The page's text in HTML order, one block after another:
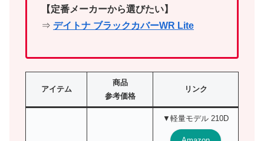
【定番メーカーから選びたい】
⇒ デイトナ ブラックカバーWR Lite
アイテム
商品
参考価格
リンク
▼軽量モデル 210D